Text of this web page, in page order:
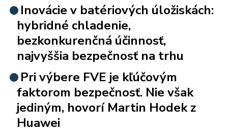
Inovácie v batériových úložiskách:
hybridné chladenie,
bezkonkurenčná účinnosť,
najvyššia bezpečnosť na trhu
Pri výbere FVE je kľúčovým
faktorom bezpečnosť. Nie však
jediným, hovorí Martin Hodek z
Huawei